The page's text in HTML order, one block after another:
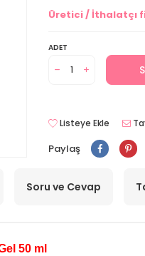
Üretici / İthalatçı
ADET
Listeye Ekle
Paylaş
Soru ve Cevap
50 ml